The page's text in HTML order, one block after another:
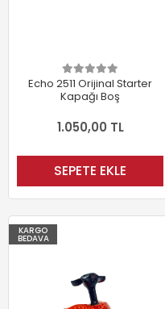
Echo 2511 Orijinal Starter
Kapağı Boş
1.050,00 TL
SEPETE EKLE
KARGO
BEDAVA